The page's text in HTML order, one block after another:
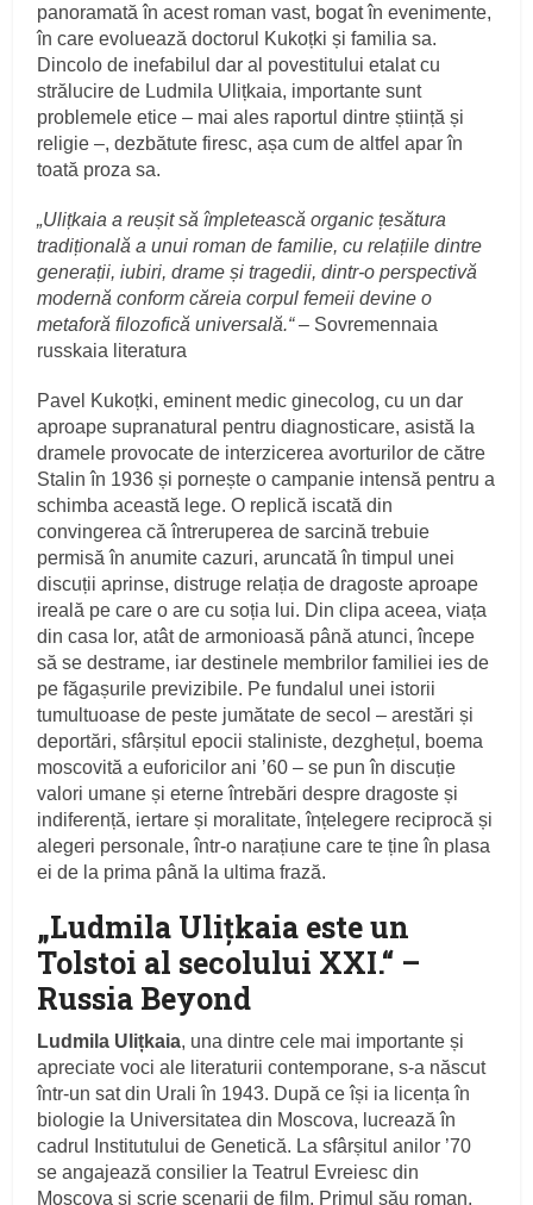
panoramată în acest roman vast, bogat în evenimente,
în care evoluează doctorul Kukoțki și familia sa.
Dincolo de inefabilul dar al povestitului etalat cu
strălucire de Ludmila Ulițkaia, importante sunt
problemele etice – mai ales raportul dintre știință și
religie –, dezbătute firesc, așa cum de altfel apar în
toată proza sa.
„Ulițkaia a reușit să împletească organic țesătura
tradițională a unui roman de familie, cu relațiile dintre
generații, iubiri, drame și tragedii, dintr-o perspectivă
modernă conform căreia corpul femeii devine o
metaforă filozofică universală.“– Sovremennaia
russkaia literatura
Pavel Kukoțki, eminent medic ginecolog, cu un dar
aproape supranatural pentru diagnosticare, asistă la
dramele provocate de interzicerea avorturilor de către
Stalin în 1936 și pornește o campanie intensă pentru a
schimba această lege. O replică iscată din
convingerea că întreruperea de sarcină trebuie
permisă în anumite cazuri, aruncată în timpul unei
discuții aprinse, distruge relația de dragoste aproape
ireală pe care o are cu soția lui. Din clipa aceea, viața
din casa lor, atât de armonioasă până atunci, începe
să se destrame, iar destinele membrilor familiei ies de
pe făgașurile previzibile. Pe fundalul unei istorii
tumultuoase de peste jumătate de secol – arestări și
deportări, sfârșitul epocii staliniste, dezghețul, boema
moscovită a euforicilor ani ’60 – se pun în discuție
valori umane și eterne întrebări despre dragoste și
indiferență, iertare și moralitate, înțelegere reciprocă și
alegeri personale, într-o narațiune care te ține în plasa
ei de la prima până la ultima frază.
„Ludmila Ulițkaia este un
Tolstoi al secolului XXI.“ –
Russia Beyond
Ludmila Ulițkaia, una dintre cele mai importante și
apreciate voci ale literaturii contemporane, s-a născut
într-un sat din Urali în 1943. După ce își ia licența în
biologie la Universitatea din Moscova, lucrează în
cadrul Institutului de Genetică. La sfârșitul anilor ’70
se angajează consilier la Teatrul Evreiesc din
Moscova și scrie scenarii de film. Primul său roman,